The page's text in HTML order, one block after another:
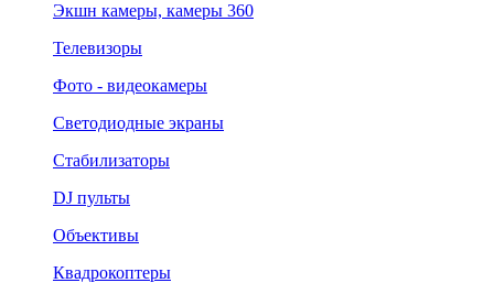
Экшн камеры, камеры 360
Телевизоры
Фото - видеокамеры
Светодиодные экраны
Стабилизаторы
DJ пульты
Объективы
Квадрокоптеры